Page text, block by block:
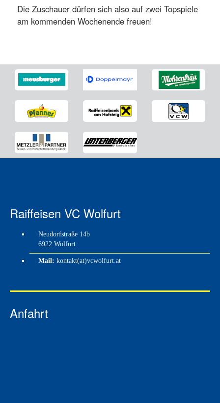
Die Zuschauer dürfen sich also auf zwei Topspiele
am kommenden Wochenende freuen!
Raiffeisen VC Wolfurt
Neudorfstraße 14b
6922 Wolfurt
Mail: kontakt(at)vcwolfurt.at
Anfahrt